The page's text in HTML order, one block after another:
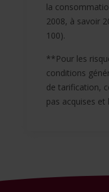
la
2008, à savoir
100).
**Pour les
conditions
de tarification,
pas acquises